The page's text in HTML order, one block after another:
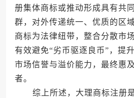
册集体商标或推动形成具有共
群，对外传递统一、优质的区
商标为法律纽带，整合分散市
有效避免“劣币驱逐良币”，提
市场信誉与溢价能力，最终惠
者。
综上所述，大理商标注册是